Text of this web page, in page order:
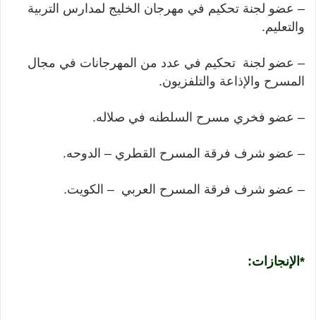
– عضو لجنة تحكيم في مهرجان الخليج لمدارس التربية
والتعليم.
– عضو لجنة تحكيم في عدد من المهرجانات في مجال
المسرح والإذاعة والتلفزيون.
– عضو فخري مسرح السلطنه في صلاله.
– عضو شرف فرقة المسرح القطري – الدوحه.
– عضو شرف فرقة المسرح العربي – الكويت.
*الإنجازات: